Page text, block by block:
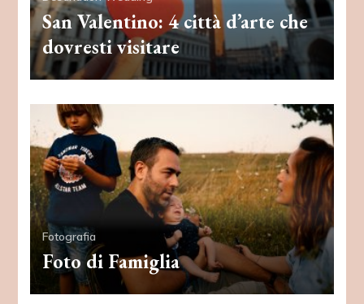
San Valentino: 4 città d’arte che
dovresti visitare
Fotografia
Foto di Famiglia